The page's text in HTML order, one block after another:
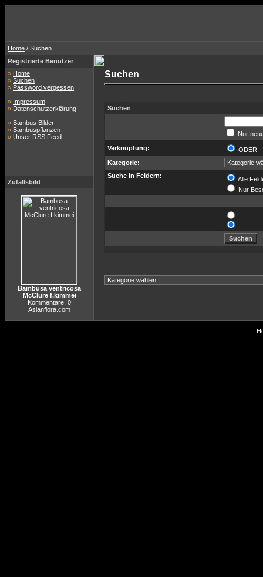
Home / Suchen
Registrierte Benutzer
» Home
» Suchen
» Password vergessen
» Impressum
» Datenschutzerklärung
» Bambus Bilder
» Bambuspflanzen
» Unser RSS Feed
Zufallsbild
Bambusa ventricosa
McClure f.kimmei
Kommentare: 0
Asianflora.com
Suchen
Suchen
Nur
Verknüpfung:
ODER
Kategorie:
Suche in Feldern:
Alle
Nur